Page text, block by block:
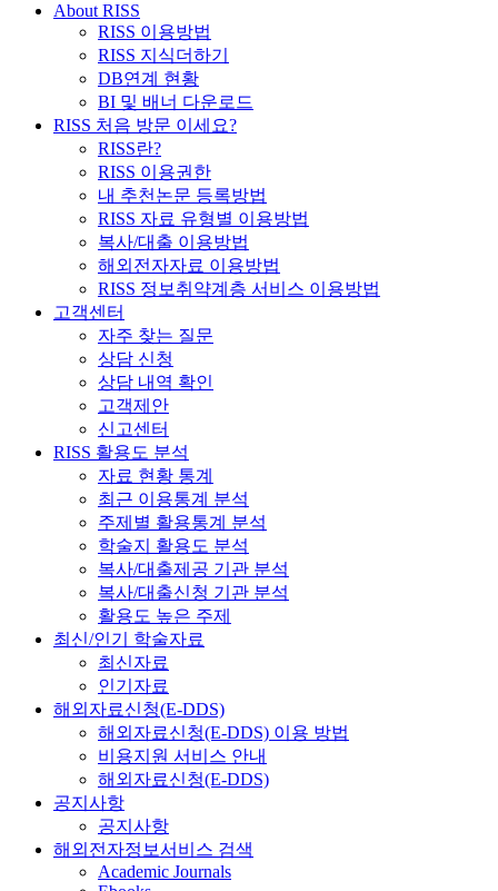
About RISS
RISS 이용방법
RISS 지식더하기
DB연계 현황
BI 및 배너 다운로드
RISS 처음 방문 이세요?
RISS란?
RISS 이용권한
내 추천논문 등록방법
RISS 자료 유형별 이용방법
복사/대출 이용방법
해외전자자료 이용방법
RISS 정보취약계층 서비스 이용방법
고객센터
자주 찾는 질문
상담 신청
상담 내역 확인
고객제안
신고센터
RISS 활용도 분석
자료 현황 통계
최근 이용통계 분석
주제별 활용통계 분석
학술지 활용도 분석
복사/대출제공 기관 분석
복사/대출신청 기관 분석
활용도 높은 주제
최신/인기 학술자료
최신자료
인기자료
해외자료신청(E-DDS)
해외자료신청(E-DDS) 이용 방법
비용지원 서비스 안내
해외자료신청(E-DDS)
공지사항
공지사항
해외전자정보서비스 검색
Academic Journals